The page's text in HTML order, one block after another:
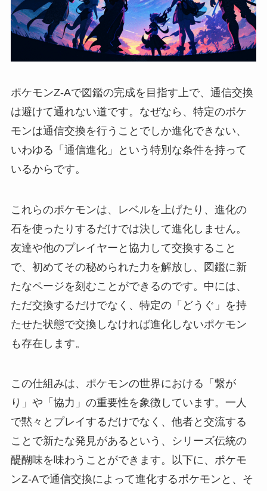
ポケモンZ-Aで図鑑の完成を目指す上で、通信交換
は避けて通れない道です。なぜなら、特定のポケ
モンは通信交換を行うことでしか進化できない、
いわゆる「通信進化」という特別な条件を持って
いるからです。
これらのポケモンは、レベルを上げたり、進化の
石を使ったりするだけでは決して進化しません。
友達や他のプレイヤーと協力して交換すること
で、初めてその秘められた力を解放し、図鑑に新
たなページを刻むことができるのです。中には、
ただ交換するだけでなく、特定の「どうぐ」を持
たせた状態で交換しなければ進化しないポケモン
も存在します。
この仕組みは、ポケモンの世界における「繋が
り」や「協力」の重要性を象徴しています。一人
で黙々とプレイするだけでなく、他者と交流する
ことで新たな発見があるという、シリーズ伝統の
醍醐味を味わうことができます。以下に、ポケモ
ンZ-Aで通信交換によって進化するポケモンと、そ